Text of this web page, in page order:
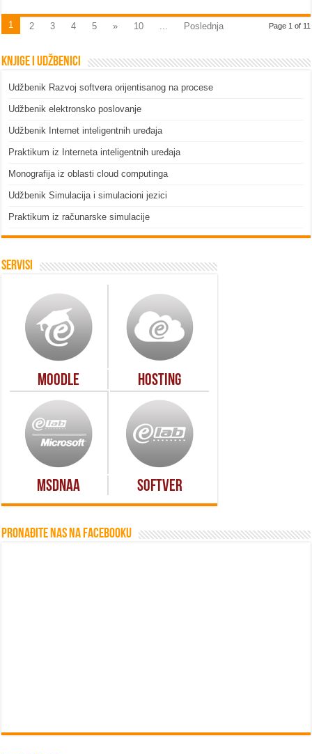
Page 1 of 11
1 2 3 4 5 » 10 ... Poslednja
Knjige i udžbenici
Udžbenik Razvoj softvera orijentisanog na procese
Udžbenik elektronsko poslovanje
Udžbenik Internet inteligentnih uređaja
Praktikum iz Interneta inteligentnih uređaja
Monografija iz oblasti cloud computinga
Udžbenik Simulacija i simulacioni jezici
Praktikum iz računarske simulacije
Servisi
Moodle Hosting
MSDNAA Softver
Pronađite nas na Facebooku